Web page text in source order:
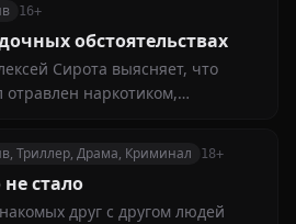
Он убеждён, что
не несчастный случай, а
16+
обстоятельствах
Сирота выясняет, что
отравлен наркотиком,
Триллер, Драма, Криминал 18+
стало
друг с другом людей